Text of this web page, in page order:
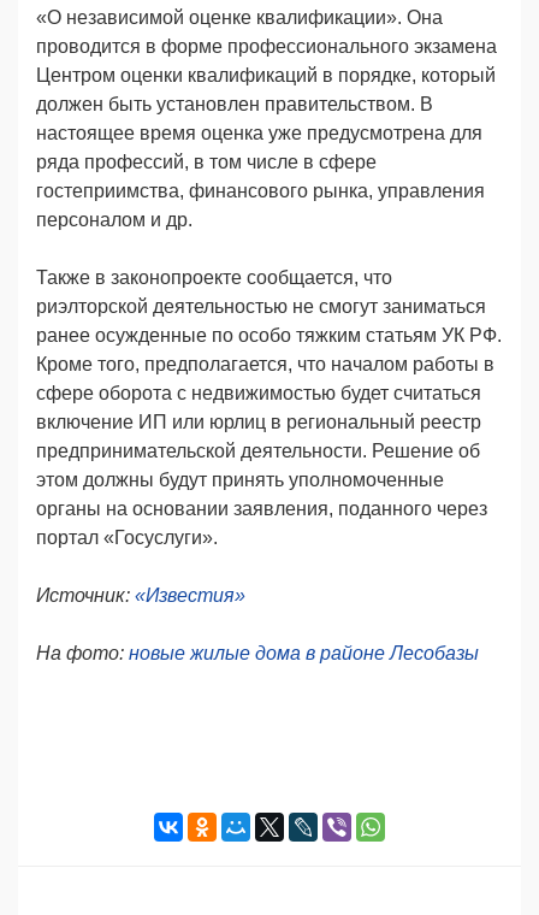
«О независимой оценке квалификации». Она
проводится в форме профессионального экзамена
Центром оценки квалификаций в порядке, который
должен быть установлен правительством. В
настоящее время оценка уже предусмотрена для
ряда профессий, в том числе в сфере
гостеприимства, финансового рынка, управления
персоналом и др.
Также в законопроекте сообщается, что
риэлторской деятельностью не смогут заниматься
ранее осужденные по особо тяжким статьям УК РФ.
Кроме того, предполагается, что началом работы в
сфере оборота с недвижимостью будет считаться
включение ИП или юрлиц в региональный реестр
предпринимательской деятельности. Решение об
этом должны будут принять уполномоченные
органы на основании заявления, поданного через
портал «Госуслуги».
Источник: «Известия»
На фото: новые жилые дома в районе Лесобазы